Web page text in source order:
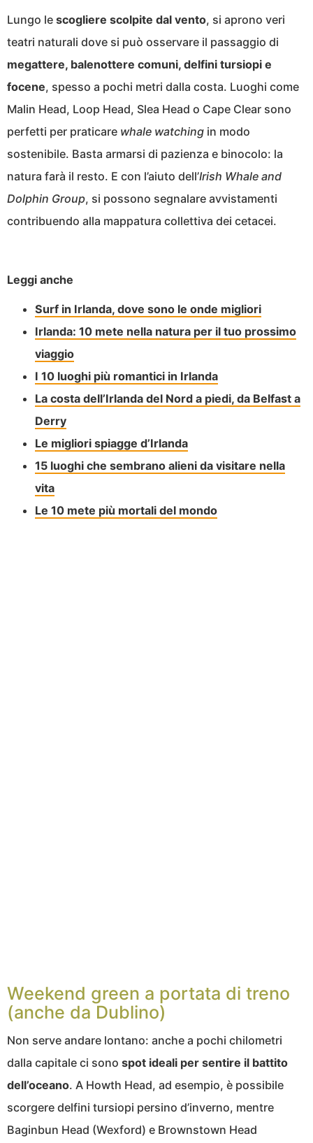
Lungo le scogliere scolpite dal vento, si aprono veri
teatri naturali dove si può osservare il passaggio di
megattere, balenottere comuni, delfini tursiopi e
focene, spesso a pochi metri dalla costa. Luoghi come
Malin Head, Loop Head, Slea Head o Cape Clear sono
perfetti per praticare whale watching in modo
sostenibile. Basta armarsi di pazienza e binocolo: la
natura farà il resto. E con l’aiuto dell’Irish Whale and
Dolphin Group, si possono segnalare avvistamenti
contribuendo alla mappatura collettiva dei cetacei.
Leggi anche
Surf in Irlanda, dove sono le onde migliori
Irlanda: 10 mete nella natura per il tuo prossimo
viaggio
I 10 luoghi più romantici in Irlanda
La costa dell’Irlanda del Nord a piedi, da Belfast a
Derry
Le migliori spiagge d’Irlanda
15 luoghi che sembrano alieni da visitare nella
vita
Le 10 mete più mortali del mondo
Weekend green a portata di treno
(anche da Dublino)
Non serve andare lontano: anche a pochi chilometri
dalla capitale ci sono spot ideali per sentire il battito
dell’oceano. A Howth Head, ad esempio, è possibile
scorgere delfini tursiopi persino d’inverno, mentre
Baginbun Head (Wexford) e Brownstown Head